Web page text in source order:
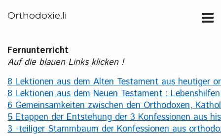
Orthodoxie.li
Auf die blauen Links klicken !
8 Lektionen aus dem Alten Testament aus heutiger
8 Lektionen aus dem Neuen Testament :
6 Gemeinsamkeiten zwischen den Orthodoxen,
5 Etappen der Entstehung der 3 Konfessionen aus
3 -teiliger Stammbaum der Konfessionen aus